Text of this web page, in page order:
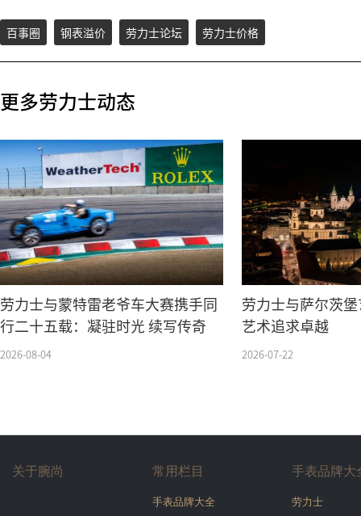
百事圈 钢表溢价 劳力士论坛 劳力士价格
更多劳力士动态
劳力士与蒙特雷老爷车大赛携手同
行二十五载：凝驻时光 续写传奇
2026-08-04
劳力士与萨尔茨
艺术追求卓越
2026-07-22
关于腕尚 常用栏目
手表品牌大全
手表品牌大
劳力士